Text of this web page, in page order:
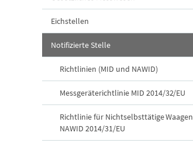
Eichstellen
Notifizierte Stelle
Richtlinien (MID und NAWID)
Messgeräterichtlinie MID 2014/32/EU
Richtlinie für Nichtselbsttätige Waagen
NAWID 2014/31/EU